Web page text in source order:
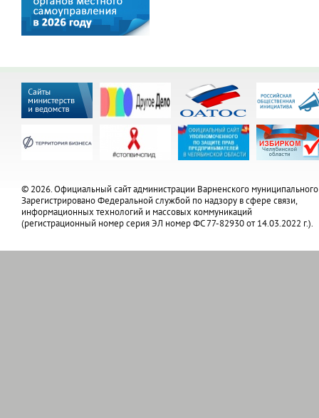
© 2026. Официальный сайт администрации Варненского муниципального
Зарегистрировано Федеральной службой по надзору в сфере связи,
информационных технологий и массовых коммуникаций
(регистрационный номер серия ЭЛ номер ФС 77-82930 от 14.03.2022 г.).